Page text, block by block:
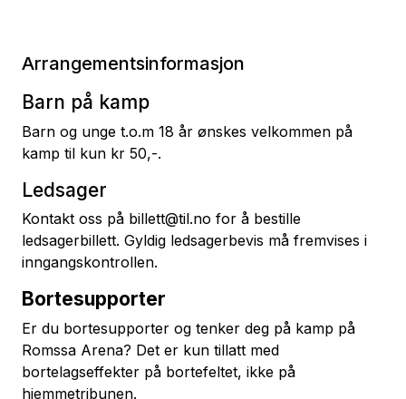
Arrangementsinformasjon
Barn på kamp
Barn og unge t.o.m 18 år ønskes velkommen på
kamp til kun kr 50,-.
Ledsager
Kontakt oss på billett@til.no for å bestille
ledsagerbillett. Gyldig ledsagerbevis må fremvises i
inngangskontrollen.
Bortesupporter
Er du bortesupporter og tenker deg på kamp på
Romssa Arena? Det er kun tillatt med
bortelagseffekter på bortefeltet, ikke på
hjemmetribunen.